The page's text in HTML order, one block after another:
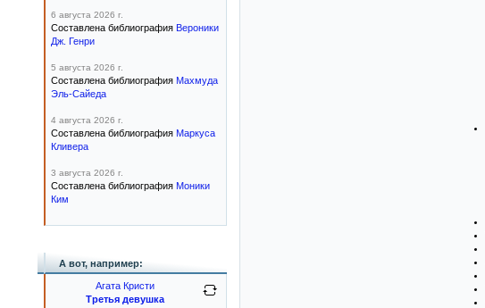
6 августа 2026 г.
Составлена библиография Вероники
Дж. Генри
5 августа 2026 г.
Составлена библиография Махмуда
Эль-Сайеда
4 августа 2026 г.
Составлена библиография Маркуса
Кливера
3 августа 2026 г.
Составлена библиография Моники
Ким
А вот, например:
Агата Кристи
Третья девушка